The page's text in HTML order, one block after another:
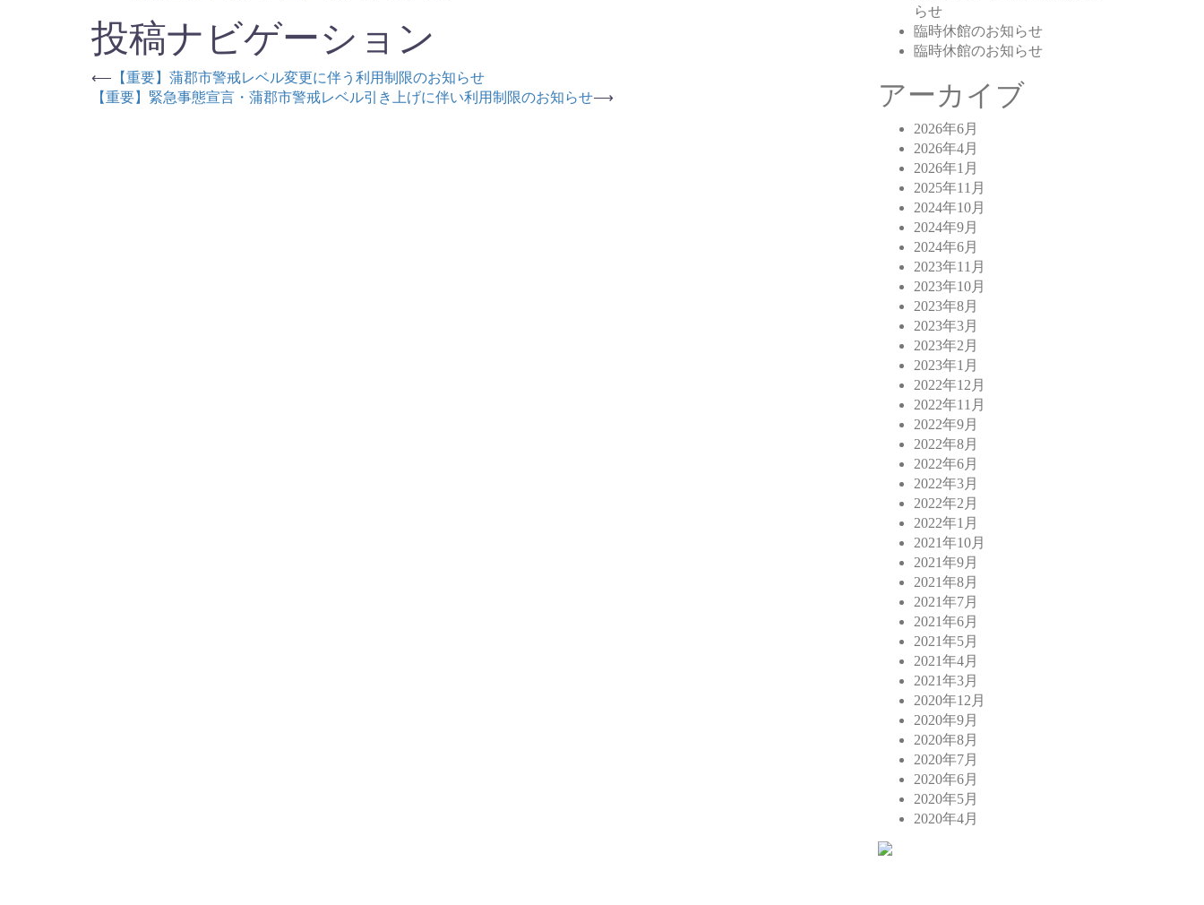
投稿ナビゲーション
⟵ 【重要】蒲郡市警戒レベル変更に伴う利用制限のお知らせ
【重要】緊急事態宣言・蒲郡市警戒レベル引き上げに伴い利用制限のお知らせ⟶
らせ
臨時休館のお知らせ
臨時休館のお知らせ
アーカイブ
2026年6月
2026年4月
2026年1月
2025年11月
2024年10月
2024年9月
2024年6月
2023年11月
2023年10月
2023年8月
2023年3月
2023年2月
2023年1月
2022年12月
2022年11月
2022年9月
2022年8月
2022年6月
2022年3月
2022年2月
2022年1月
2021年10月
2021年9月
2021年8月
2021年7月
2021年6月
2021年5月
2021年4月
2021年3月
2020年12月
2020年9月
2020年8月
2020年7月
2020年6月
2020年5月
2020年4月